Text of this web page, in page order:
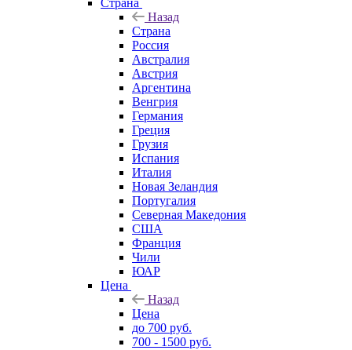
Страна
Назад
Страна
Россия
Австралия
Австрия
Аргентина
Венгрия
Германия
Греция
Грузия
Испания
Италия
Новая Зеландия
Португалия
Северная Македония
США
Франция
Чили
ЮАР
Цена
Назад
Цена
до 700 руб.
700 - 1500 руб.